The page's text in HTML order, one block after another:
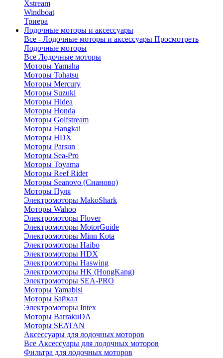
Xstream
Windboat
Триера
Лодочные моторы и аксессуары
Все - Лодочные моторы и аксессуары Просмотреть
Лодочные моторы
Все Лодочные моторы
Моторы Yamaha
Моторы Tohatsu
Моторы Mercury
Моторы Suzuki
Моторы Hidea
Моторы Honda
Моторы Golfstream
Моторы Hangkai
Моторы HDX
Моторы Parsun
Моторы Sea-Pro
Моторы Toyama
Моторы Reef Rider
Моторы Seanovo (Сианово)
Моторы Пуля
Электромоторы MakoShark
Моторы Wahoo
Электромоторы Flover
Электромоторы MotorGuide
Электромоторы Minn Kota
Электромоторы Haibo
Электромоторы HDX
Электромоторы Haswing
Электромоторы HK (HongKang)
Электромоторы SEA-PRO
Моторы Yamabisi
Моторы Байкал
Электромоторы Intex
Моторы BarrakuDA
Моторы SEATAN
Аксессуары для лодочных моторов
Все Аксессуары для лодочных моторов
Фильтра для лодочных моторов